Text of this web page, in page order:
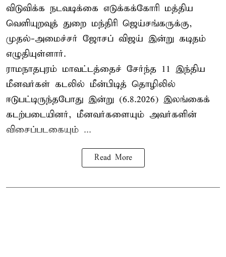
விடுவிக்க நடவடிக்கை எடுக்கக்கோரி மத்திய
வெளியுறவுத் துறை மந்திரி ஜெய்சங்கருக்கு,
முதல்-அமைச்சர் ஜோசப் விஜய் இன்று கடிதம்
எழுதியுள்ளார்.
ராமநாதபுரம் மாவட்டத்தைச் சேர்ந்த 11 இந்திய
மீனவர்கள் கடலில் மீன்பிடித் தொழிலில்
ஈடுபட்டிருந்தபோது இன்று (6.8.2026) இலங்கைக்
கடற்படையினர், மீனவர்களையும் அவர்களின்
விசைப்படகையும் ...
Read More